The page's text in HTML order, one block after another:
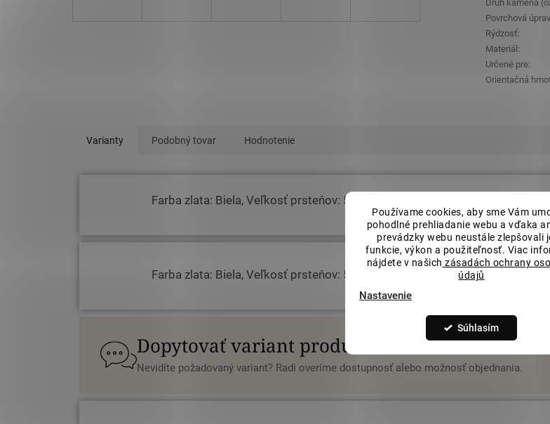
Používame cookies, aby sme Vám
pohodlné prehliadanie webu a vďaka
prevádzky webu neustále zlepšovali
funkcie, výkon a použiteľnosť. Viac
nájdete v našich zásadách ochrany
údajů
Nastavenie
Súhlasím
Druh kameňa
Povrchová
Rýdzosť:
Materiál :
Určené pre:
Orientačná
Varianty Podobný tovar Hodnotenie
Farba zlata: Biela, Veľkosť prsteňov: 54
Farba zlata: Biela, Veľkosť prsteňov: 58
Dopytovať variant produktu
Nevidíte požadovaný variant? Radi overíme dostupnosť alebo možnosť objednania.